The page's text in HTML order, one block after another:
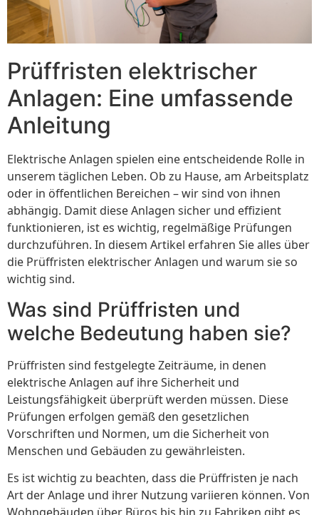
Prüffristen elektrischer
Anlagen: Eine umfassende
Anleitung
Elektrische Anlagen spielen eine entscheidende Rolle in
unserem täglichen Leben. Ob zu Hause, am Arbeitsplatz
oder in öffentlichen Bereichen – wir sind von ihnen
abhängig. Damit diese Anlagen sicher und effizient
funktionieren, ist es wichtig, regelmäßige Prüfungen
durchzuführen. In diesem Artikel erfahren Sie alles über
die Prüffristen elektrischer Anlagen und warum sie so
wichtig sind.
Was sind Prüffristen und
welche Bedeutung haben sie?
Prüffristen sind festgelegte Zeiträume, in denen
elektrische Anlagen auf ihre Sicherheit und
Leistungsfähigkeit überprüft werden müssen. Diese
Prüfungen erfolgen gemäß den gesetzlichen
Vorschriften und Normen, um die Sicherheit von
Menschen und Gebäuden zu gewährleisten.
Es ist wichtig zu beachten, dass die Prüffristen je nach
Art der Anlage und ihrer Nutzung variieren können. Von